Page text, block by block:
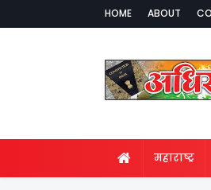
HOME ABOUT
महाराष्ट्र